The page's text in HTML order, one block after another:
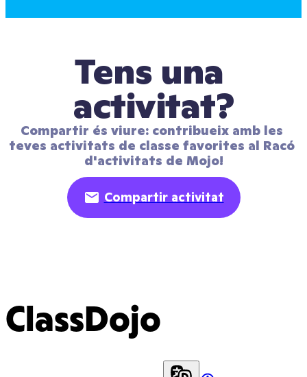
Tens una
activitat?
Compartir és viure: contribueix amb les
teves activitats de classe favorites al Racó
d'activitats de Mojo!
Compartir activitat
ClassDojo